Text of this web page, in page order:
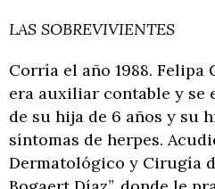
LAS SOBREVIVIENTES
Corría el año 1988. Felipa
era auxiliar contable y se
de su hija de 6 años y su
síntomas de herpes.
Dermatológico y Cirugía